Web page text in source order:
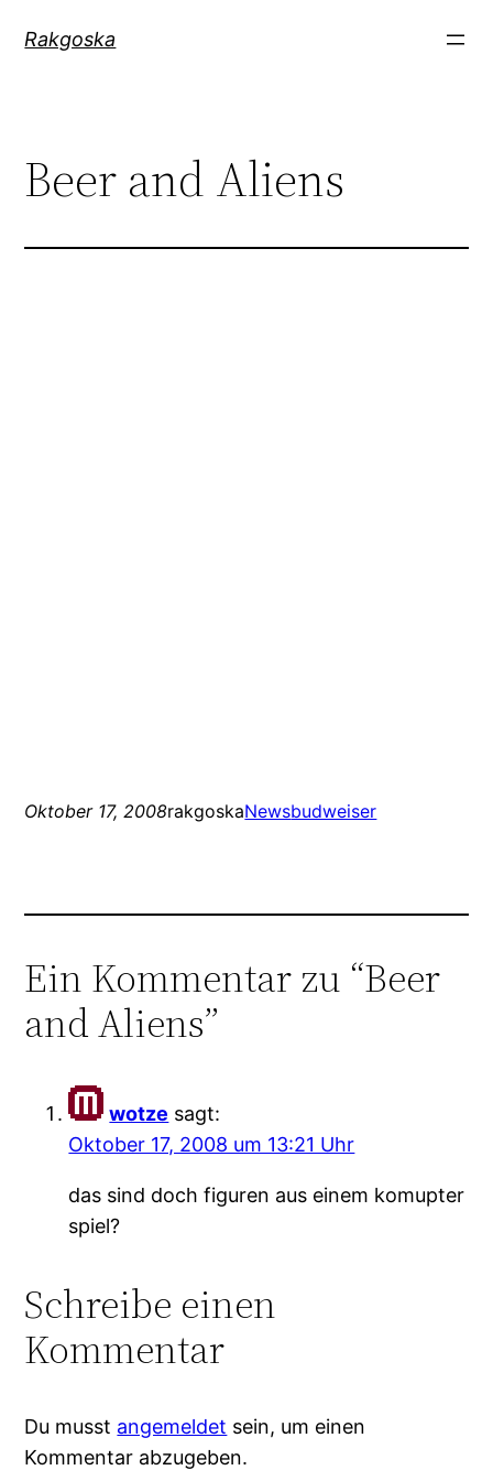
InhaltRakgoska
Beer and Aliens
Oktober 17, 2008rakgoskaNewsbudweiser
Ein Kommentar zu “Beer
and Aliens”
wotze sagt:
Oktober 17, 2008 um 13:21 Uhr
das sind doch figuren aus einem komupter
spiel?
Schreibe einen
Kommentar
Du musst angemeldet sein, um einen
Kommentar abzugeben.